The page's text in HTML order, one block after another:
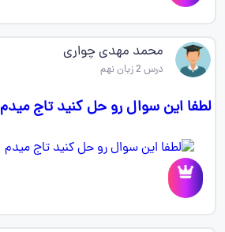
محمد مهدی چواری
درس 2 زبان نهم
لطفا این سوال رو حل کنید تاج میدم